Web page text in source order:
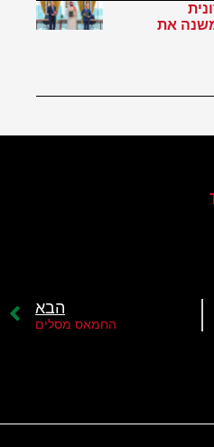
את
הבא
החמאס מסלים